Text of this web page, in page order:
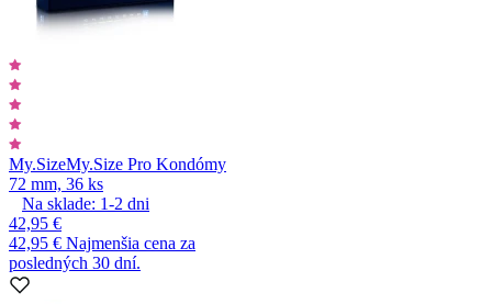
My.SizeMy.Size Pro Kondómy
72 mm, 36 ks
Na sklade: 1-2 dni
42,95 €
42,95 € Najmenšia cena za
posledných 30 dní.